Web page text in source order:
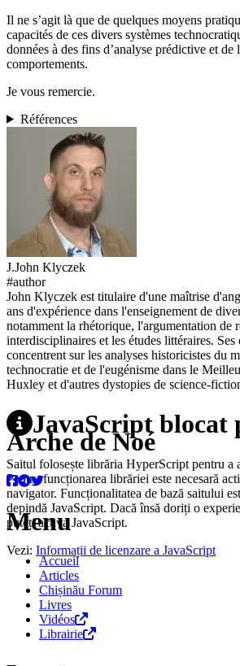
Il ne s’agit là que de quelques moyens
capacités de ces divers systèmes
données à des fins d’analyse prédictive et
comportements.
Je vous remercie.
Références
J.John Klyczek
#author
John Klyczek est titulaire d'une maîtrise
ans d'expérience dans l'enseignement de
notamment la rhétorique, l'argumentation de
interdisciplinaires et les études littéraires. Ses
concentrent sur les analyses historicistes du
technocratie et de l'eugénisme dans le
Huxley et d'autres dystopies de science-
JavaScript blocat
Saitul folosește librăria HyperScript pentru a
Pentru funcționarea librăriei este necesară
navigator. Funcționalitatea de bază saitului
depindă JavaScript. Dacă însă doriți o
puteți activa JavaScript.
Vezi: Informații de licenzare a JavaScript
Arche de Noé
Menu
Accueil
Articles
Chișinău Forum
Livres
Vidéos
Librairie